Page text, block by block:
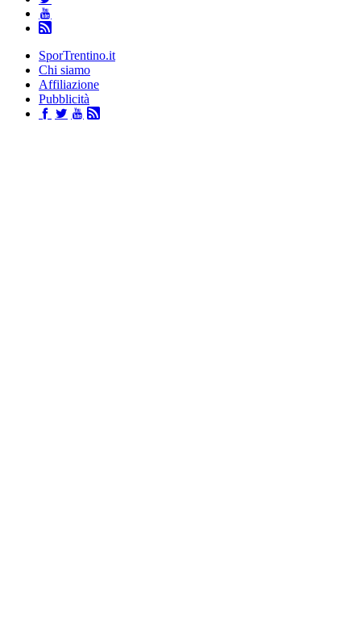
SporTrentino.it
Chi siamo
Affiliazione
Pubblicità